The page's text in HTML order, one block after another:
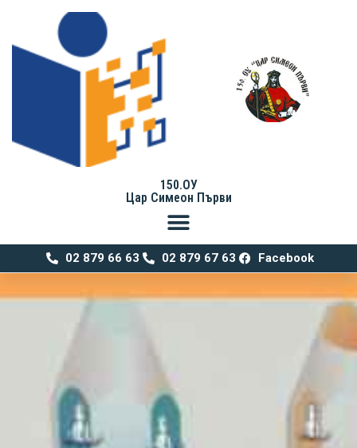
150.ОУ
Цар Симеон Първи
02 879 66 63 02 879 67 63 Facebook